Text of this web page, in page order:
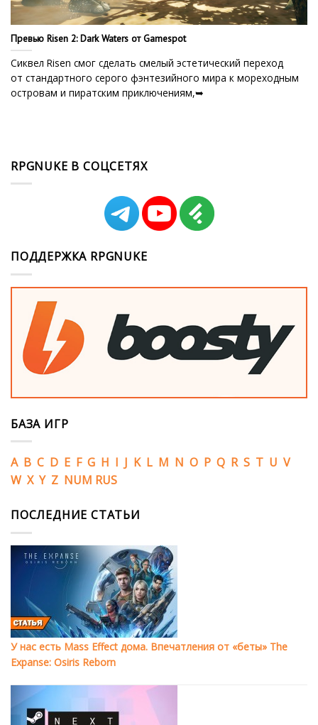
Превью Risen 2: Dark Waters от Gamespot
Сиквел Risen смог сделать смелый эстетический переход
от стандартного серого фэнтезийного мира к мореходным
островам и пиратским приключениям,➥
RPGNUKE В СОЦСЕТЯХ
ПОДДЕРЖКА RPGNUKE
БАЗА ИГР
A B C D E F G H I J K L M N O P Q R S T U V
W X Y Z NUM RUS
ПОСЛЕДНИЕ СТАТЬИ
У нас есть Mass Effect дома. Впечатления от «беты» The
Expanse: Osiris Reborn